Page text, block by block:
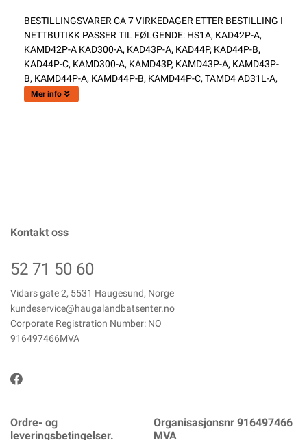
BESTILLINGSVARER CA 7 VIRKEDAGER ETTER BESTILLING I
NETTBUTIKK PASSER TIL FØLGENDE: HS1A, KAD42P-A,
KAMD42P-A KAD300-A, KAD43P-A, KAD44P, KAD44P-B,
KAD44P-C, KAMD300-A, KAMD43P, KAMD43P-A, KAMD43P-
B, KAMD44P-A, KAMD44P-B, KAMD44P-C, TAMD4 AD31L-A,
Mer info
Kontakt oss
52 71 50 60
Vidars gate 2, 5531 Haugesund, Norge
kundeservice@haugalandbatsenter.no
Corporate Registration Number: NO
916497466MVA
Ordre- og
leveringsbetingelser.
Organisasjonsnr 916497466
MVA